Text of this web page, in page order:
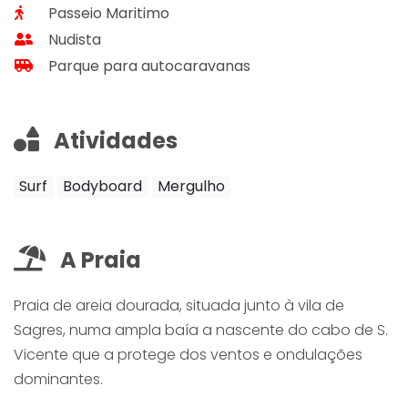
Passeio Maritimo
Nudista
Parque para autocaravanas
Atividades
Surf Bodyboard Mergulho
A Praia
Praia de areia dourada, situada junto à vila de
Sagres, numa ampla baía a nascente do cabo de S.
Vicente que a protege dos ventos e ondulações
dominantes.